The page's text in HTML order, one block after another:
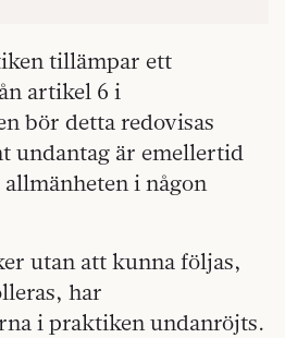
tillämpar ett
artikel 6 i
bör detta redovisas
undantag är emellertid
i någon
utan att kunna följas,
har
i praktiken undanröjts.